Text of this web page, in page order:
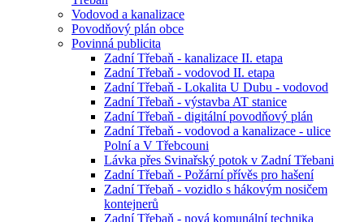
Vodovod a kanalizace
Povodňový plán obce
Povinná publicita
Zadní Třebaň - kanalizace II. etapa
Zadní Třebaň - vodovod II. etapa
Zadní Třebaň - Lokalita U Dubu - vodovod
Zadní Třebaň - výstavba AT stanice
Zadní Třebaň - digitální povodňový plán
Zadní Třebaň - vodovod a kanalizace - ulice
Polní a V Třebcouni
Lávka přes Svinařský potok v Zadní Třebani
Zadní Třebaň - Požární přívěs pro hašení
Zadní Třebaň - vozidlo s hákovým nosičem
kontejnerů
Zadní Třebaň - nová komunální technika